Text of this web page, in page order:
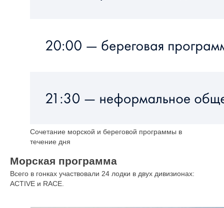
Сочетание морской и береговой программы в
течение дня
Морская программа
Всего в гонках участвовали 24 лодки в двух дивизионах:
ACTIVE и RACE.